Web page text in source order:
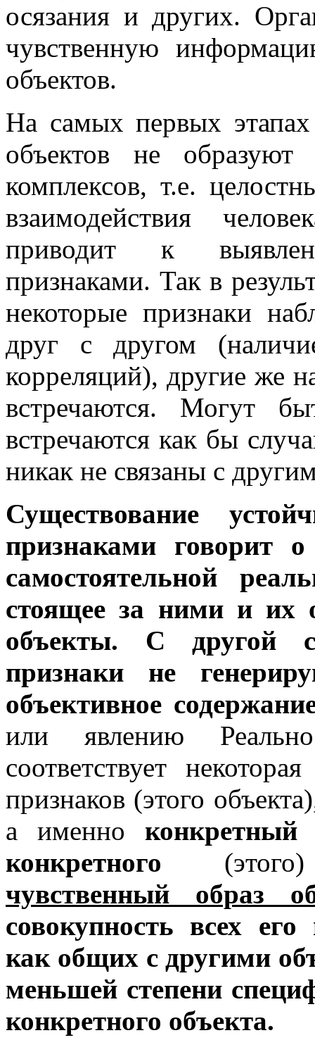
осязания и других.
чувственную
объектов.
На самых первых
объектов не образуют
комплексов, т.е.
взаимодействия
приводит к
признаками. Так в
некоторые признаки
друг с другом
корреляций), другие же
встречаются. Могут
встречаются как бы
никак не связаны с
Существование
признаками говорит
самостоятельной
стоящее за ними и их
объекты. С другой
признаки не
объективное
или явлению
соответствует
признаков (этого
а именно конкретный
конкретного
чувственный образ
совокупность всех
как общих с другими
меньшей степени
конкретного объекта.